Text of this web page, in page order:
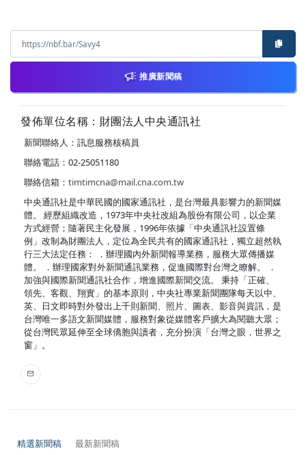
推廣新聞稿
發佈單位名稱：財團法人中央通訊社
新聞聯絡人：訊息服務核稿員
聯絡電話：02-25051180
聯絡信箱： timtimcna@mail.cna.com.tw
中央通訊社是中華民國的國家通訊社，是台灣最具影響力的新聞媒
體。 經歷組織改造，1973年中央社改組為股份有限公司，以企業
方式經營；隨著民主化發展，1996年依據「中央通訊社設置條
例」改制為財團法人，定位為全民共有的國家通訊社，獨立超然執
行三大法定任務： ．辦理國內外新聞報導業務，服務大眾傳播媒
體。 ．辦理國家對外新聞通訊業務，促進國際對台灣之瞭解。 ．
加強與國際新聞通訊社合作，增進國際新聞交流。 秉持「正確、
領先、客觀、翔實」的基本原則，中央社專業新聞團隊每天以中、
英、日文即時對外發出上千則新聞、照片、圖表、影音與資訊，是
台灣唯一多語文新聞媒體，服務對象從媒體客戶擴大為閱聽大眾；
從台灣民眾延伸至全球僑胞與讀者，充分扮演「台灣之眼，世界之
窗」。
精選新聞稿 最新新聞稿